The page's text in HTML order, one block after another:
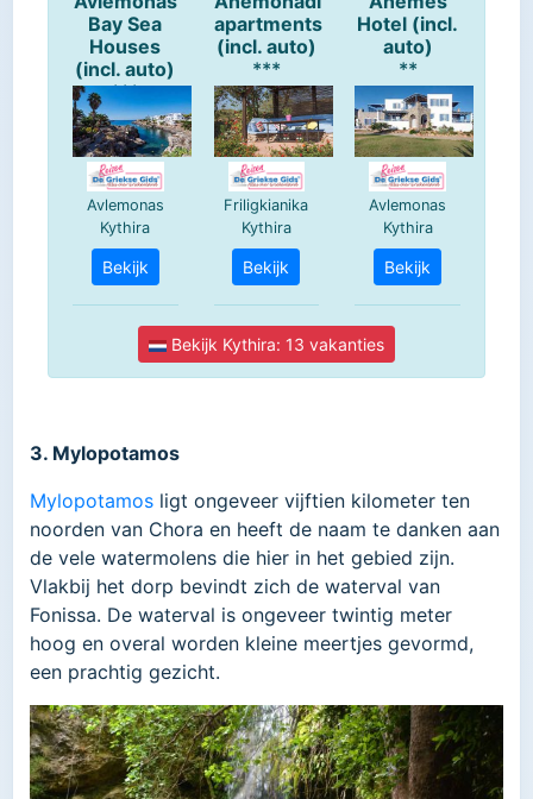
3. Mylopotamos
Mylopotamos ligt ongeveer vijftien kilometer ten
noorden van Chora en heeft de naam te danken aan
de vele watermolens die hier in het gebied zijn.
Vlakbij het dorp bevindt zich de waterval van
Fonissa. De waterval is ongeveer twintig meter
hoog en overal worden kleine meertjes gevormd,
een prachtig gezicht.